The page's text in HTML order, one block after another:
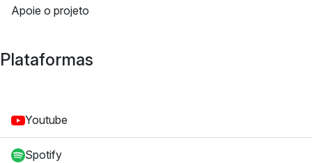
Apoie o projeto
Plataformas
Youtube
Spotify